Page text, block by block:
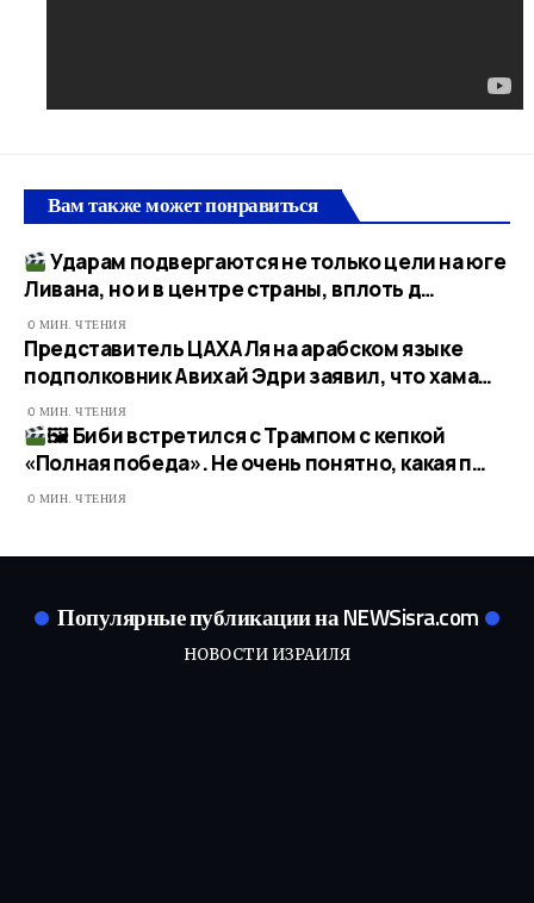
Вам также может понравиться
Ударам подвергаются не только цели на юге
Ливана, но и в центре страны, вплоть д…
0 МИН. ЧТЕНИЯ
Представитель ЦАХАЛя на арабском языке
подполковник Авихай Эдри заявил, что хама…
0 МИН. ЧТЕНИЯ
🖼 Биби встретился с Трампом с кепкой
«Полная победа». Не очень понятно, какая п…
0 МИН. ЧТЕНИЯ
Популярные публикации на NEWSisra.com
НОВОСТИ ИЗРАИЛЯ